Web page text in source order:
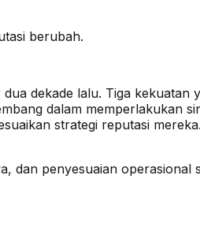
berubah.
dekade lalu. Tiga kekuatan
dalam memperlakukan
strategi reputasi
dan penyesuaian operasional